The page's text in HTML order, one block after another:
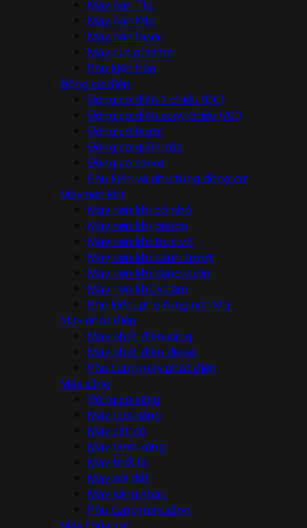
Máy hàn Tig
Máy hàn Mig
Máy hàn laser
Máy cut plasma
Phụ kiện hàn
Động cơ điện
Động cơ điện 1 chiều (DC)
Động cơ điện xoay chiều (AC)
Động cơ bước
Động cơ giảm tốc
Động cơ servo
Phụ kiện và phụ tùng động cơ
Máy nén khí
Máy nén khí cỡ nhỏ
Máy nén khí piston
Máy nén khí trục vít
Máy nén khí cánh trượt
Máy nén khí dạng cuộn
Máy nén khí ly tâm
Phụ kiện, phụ tùng nén khí
Máy phát điện
Máy phát điện xăng
Máy phát điện diesel
Phụ tùng máy phát điện
Máy xăng
Động cơ xăng
Máy cưa xăng
Máy cắt cỏ
Máy bơm xăng
Máy thổi lá
Máy xới đất
Máy xăng khác
Phụ tùng máy xăng
Máy thủy lực